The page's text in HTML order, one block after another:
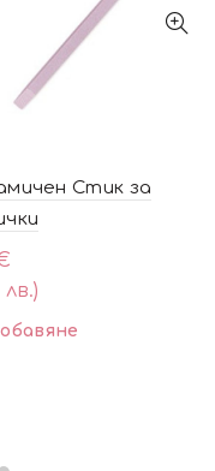
Стик за
лв.)